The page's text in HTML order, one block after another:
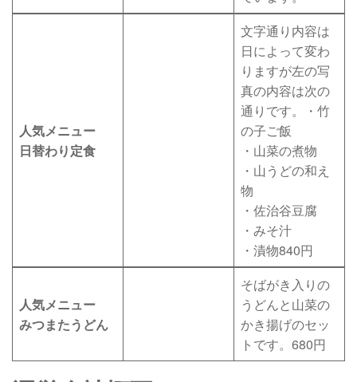
人気メニュー
日替わり定食
文字通り内容は
日によって変わ
りますが左の写
真の内容は次の
通りです。・竹
の子ご飯
・山菜の煮物
・山うどの和え
物
・佐治谷豆腐
・みそ汁
・漬物840円
人気メニュー
みつまたうどん
そばがき入りの
うどんと山菜の
かき揚げのセッ
トです。680円